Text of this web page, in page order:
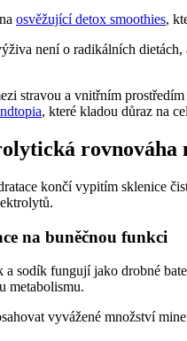
osvěžující detox smoothies,
není o radikálních
stravou a vnitřním
, které kladou důraz na
rovnováha
končí vypitím sklenice
na buněčnou funkci
sodík fungují jako drobné
metabolismu.
vyvážené množství